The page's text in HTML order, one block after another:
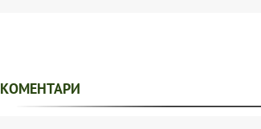
КОМЕНТАРИ